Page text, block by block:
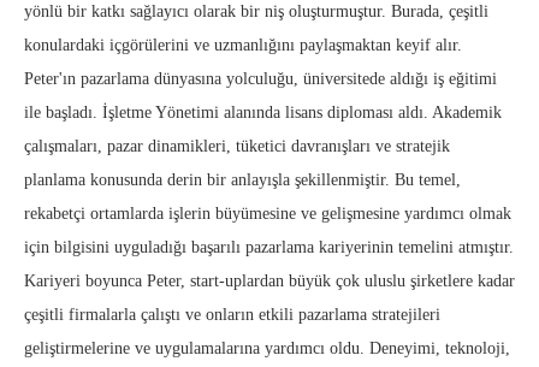
yönlü bir katkı sağlayıcı olarak bir niş oluşturmuştur. Burada, çeşitli
konulardaki içgörülerini ve uzmanlığını paylaşmaktan keyif alır.
Peter'ın pazarlama dünyasına yolculuğu, üniversitede aldığı iş eğitimi
ile başladı. İşletme Yönetimi alanında lisans diploması aldı. Akademik
çalışmaları, pazar dinamikleri, tüketici davranışları ve stratejik
planlama konusunda derin bir anlayışla şekillenmiştir. Bu temel,
rekabetçi ortamlarda işlerin büyümesine ve gelişmesine yardımcı olmak
için bilgisini uyguladığı başarılı pazarlama kariyerinin temelini atmıştır.
Kariyeri boyunca Peter, start-uplardan büyük çok uluslu şirketlere kadar
çeşitli firmalarla çalıştı ve onların etkili pazarlama stratejileri
geliştirmelerine ve uygulamalarına yardımcı oldu. Deneyimi, teknoloji,